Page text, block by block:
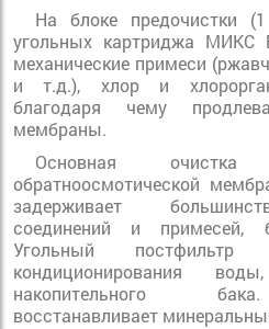
На блоке предочистки
угольных картриджа МИКС
механические примеси
и т.д.), хлор и
благодаря чему
мембраны.
Основная
обратноосмотической
задерживает
соединений и примесей,
Угольный постфильтр
кондиционирования
накопительного
восстанавливает